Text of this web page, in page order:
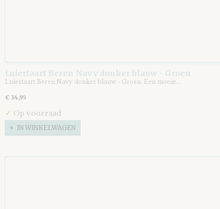
Luiertaart Beren Navy donker blauw - Groen
Luiertaart Beren Navy donker blauw - Groen. Een mooie…
€ 34,95
✓ Op voorraad
IN WINKELWAGEN